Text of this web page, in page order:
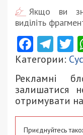
Якщо ви
виділіть
Категории:
Рекламні
залишатися
отримувати
Приєднуйтесь